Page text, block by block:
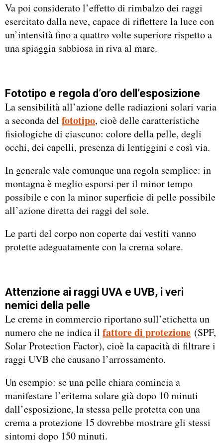
Va poi considerato l’effetto di rimbalzo dei raggi
esercitato dalla neve, capace di riflettere la luce con
un’intensità fino a quattro volte superiore rispetto a
una spiaggia sabbiosa in riva al mare.
Fototipo e regola d’oro dell’esposizione
La sensibilità all’azione delle radiazioni solari varia
a seconda del fototipo, cioè delle caratteristiche
fisiologiche di ciascuno: colore della pelle, degli
occhi, dei capelli, presenza di lentiggini e così via.
In generale vale comunque una regola semplice: in
montagna è meglio esporsi per il minor tempo
possibile e con la minor superficie di pelle possibile
all’azione diretta dei raggi del sole.
Le parti del corpo non coperte dai vestiti vanno
protette adeguatamente con la crema solare.
Attenzione ai raggi UVA e UVB, i veri
nemici della pelle
Le creme in commercio riportano sull’etichetta un
numero che ne indica il fattore di protezione (SPF,
Solar Protection Factor), cioè la capacità di filtrare i
raggi UVB che causano l’arrossamento.
Un esempio: se una pelle chiara comincia a
manifestare l’eritema solare già dopo 10 minuti
dall’esposizione, la stessa pelle protetta con una
crema a protezione 15 dovrebbe mostrare gli stessi
sintomi dopo 150 minuti.